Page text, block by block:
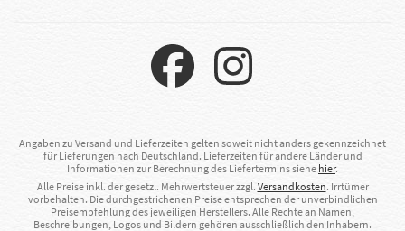
Angaben zu Versand und Lieferzeiten gelten soweit nicht anders gekennzeichnet
für Lieferungen nach Deutschland. Lieferzeiten für andere Länder und
Informationen zur Berechnung des Liefertermins siehe hier.
Alle Preise inkl. der gesetzl. Mehrwertsteuer zzgl. Versandkosten. Irrtümer
vorbehalten. Die durchgestrichenen Preise entsprechen der unverbindlichen
Preisempfehlung des jeweiligen Herstellers. Alle Rechte an Namen,
Beschreibungen, Logos und Bildern gehören ausschließlich den Inhabern.